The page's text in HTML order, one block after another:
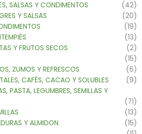
SALSAS Y CONDIMENTOS
(42)
Y SALSAS
(20)
(19)
(13)
Y FRUTOS SECOS
(2)
(15)
ZUMOS Y REFRESCOS
(6)
CAFÉS, CACAO Y SOLUBLES
(9)
PASTA, LEGUMBRES, SEMILLAS Y
(71)
(13)
Y ALMIDON
(15)